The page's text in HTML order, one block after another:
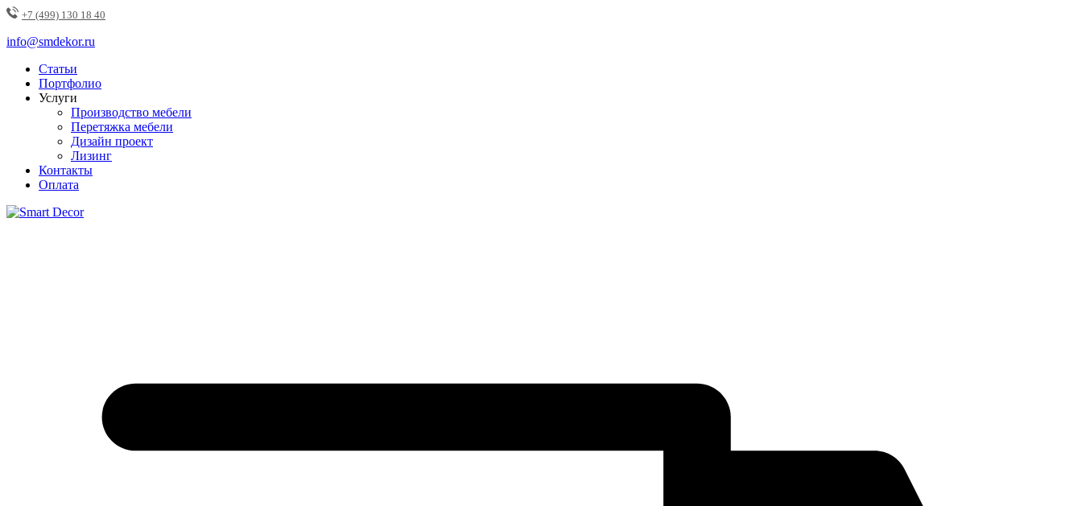
+7 (499) 130 18 40
info@smdekor.ru
Статьи
Портфолио
Услуги
Производство мебели
Перетяжка мебели
Дизайн проект
Лизинг
Контакты
Оплата